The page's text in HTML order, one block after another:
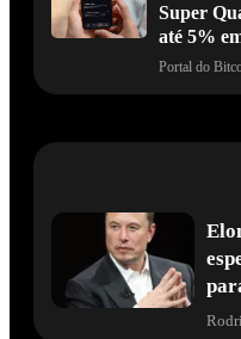
Super
até 5%
Portal do